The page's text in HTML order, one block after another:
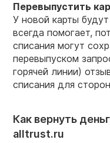
Перевыпустить
У новой карты
всегда помогает,
списания могут
перевыпуском
горячей линии)
списания для
Как вернуть
alltrust.ru